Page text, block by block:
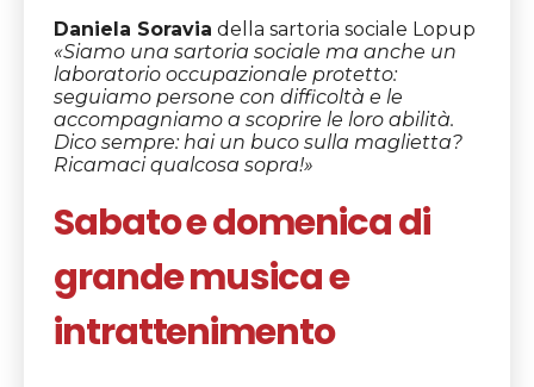
Daniela Soravia della sartoria sociale Lopup
«Siamo una sartoria sociale ma anche un
laboratorio occupazionale protetto:
seguiamo persone con difficoltà e le
accompagniamo a scoprire le loro abilità.
Dico sempre: hai un buco sulla maglietta?
Ricamaci qualcosa sopra!»
Sabato e domenica di
grande musica e
intrattenimento